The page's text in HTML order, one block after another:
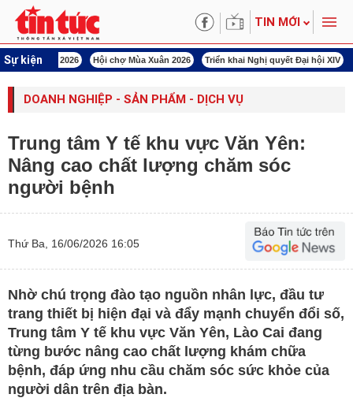
TIN MỚI
Sự kiện 100 năm Đảng lãnh đạo cách mạng Việt Nam Thực hiện Nghị
DOANH NGHIỆP - SẢN PHẨM - DỊCH VỤ
Trung tâm Y tế khu vực Văn Yên:
Nâng cao chất lượng chăm sóc
người bệnh
Thứ Ba, 16/06/2026 16:05
Nhờ chú trọng đào tạo nguồn nhân lực, đầu tư
trang thiết bị hiện đại và đẩy mạnh chuyển đổi số,
Trung tâm Y tế khu vực Văn Yên, Lào Cai đang
từng bước nâng cao chất lượng khám chữa
bệnh, đáp ứng nhu cầu chăm sóc sức khỏe của
người dân trên địa bàn.